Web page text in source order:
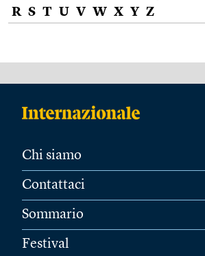
R S T U V W X Y Z
Chi siamo
Contattaci
Sommario
Festival